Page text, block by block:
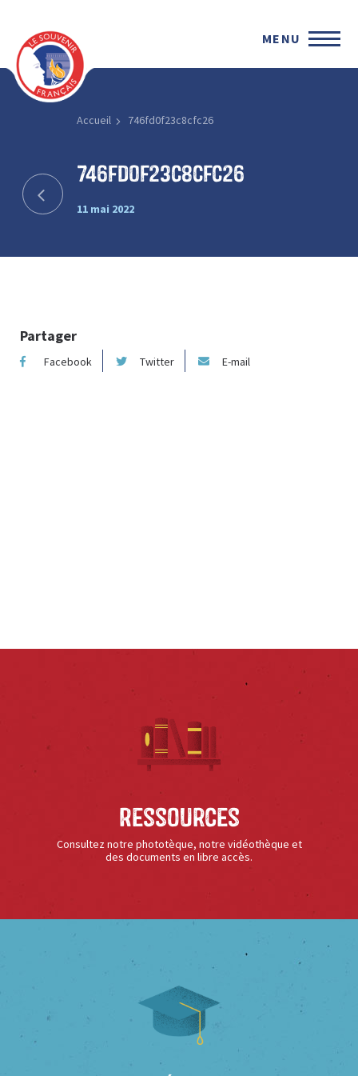
MENU
Accueil 746fd0f23c8cfc26
746fd0f23c8cfc26
11 mai 2022
Partager
Facebook Twitter E-mail
Ressources
Consultez notre phototèque, notre vidéothèque et
des documents en libre accès.